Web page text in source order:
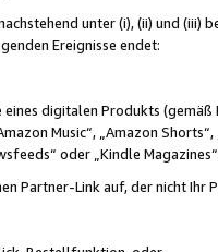
unter (i), (ii) und (iii)
Ereignisse endet:
digitalen Produkts
Music“, „Amazon
oder „Kindle
Partner-Link auf, der nicht Ihr